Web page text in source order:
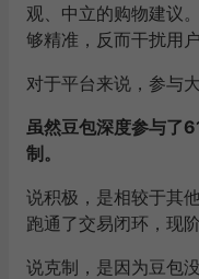
观、中立的购物建议
够精准，反而干扰用户
对于平台来说，参与
虽然豆包深度参与了
制。
说积极，是相较于其
跑通了交易闭环，现
说克制，是因为豆包